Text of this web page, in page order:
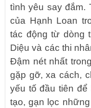
tình yêu say đắm.
của Hạnh Loan
tác động từ dòng
Diệu và các thi
Đậm nét nhất
gặp gỡ, xa cách,
yếu tố đầu tiên để
tạo, gạn lọc